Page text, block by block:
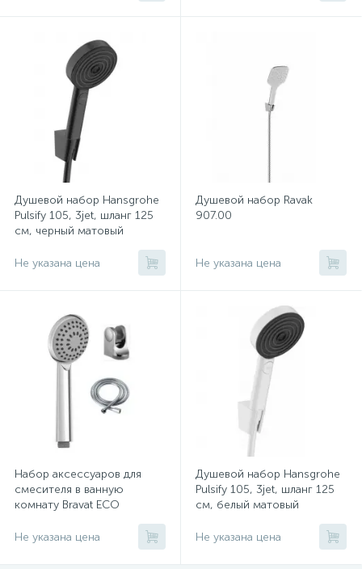
Душевой набор Hansgrohe
Pulsify 105, 3jet, шланг 125
см, черный матовый
Не указана цена
Душевой набор Ravak
907.00
Не указана цена
Набор аксессуаров для
смесителя в ванную
комнату Bravat ECO
Не указана цена
Душевой набор Hansgrohe
Pulsify 105, 3jet, шланг 125
см, белый матовый
Не указана цена